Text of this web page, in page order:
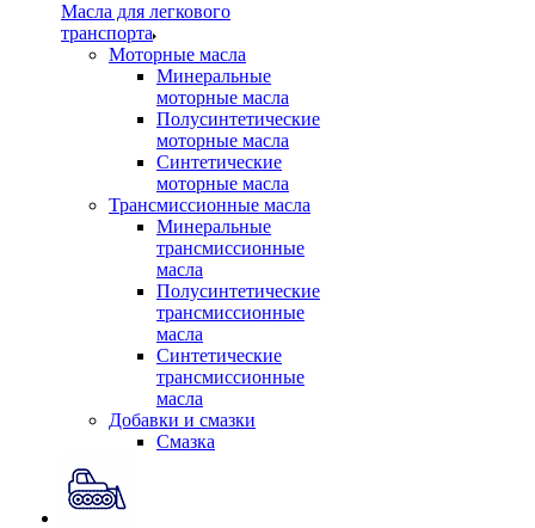
Масла для легкового
транспорта
Моторные масла
Минеральные
моторные масла
Полусинтетические
моторные масла
Синтетические
моторные масла
Трансмиссионные масла
Минеральные
трансмиссионные
масла
Полусинтетические
трансмиссионные
масла
Синтетические
трансмиссионные
масла
Добавки и смазки
Смазка